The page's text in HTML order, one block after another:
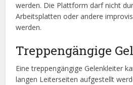
werden. Die Plattform darf nicht
Arbeitsplatten oder andere
werden.
Treppengängige
Eine treppengängige Gelenkleiter
langen Leiterseiten aufgestellt